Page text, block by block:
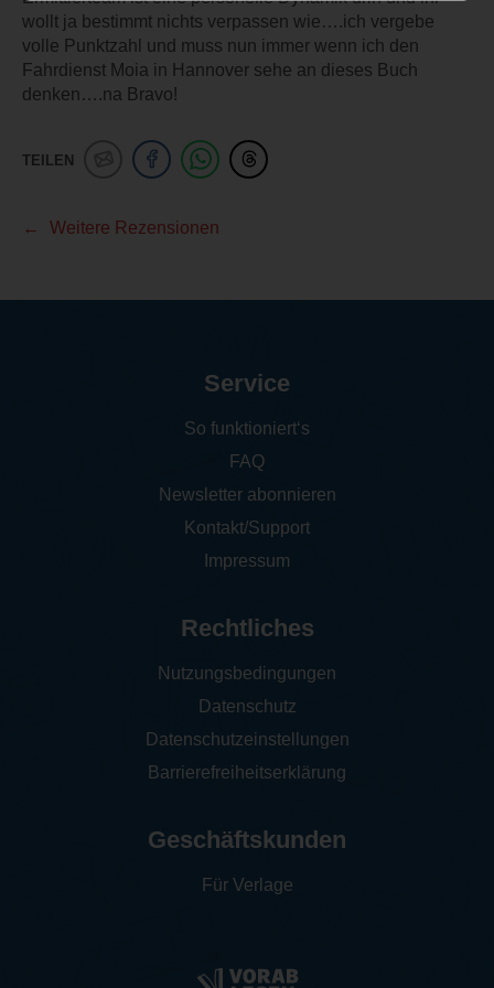
wollt ja bestimmt nichts verpassen wie….ich vergebe
volle Punktzahl und muss nun immer wenn ich den
Fahrdienst Moia in Hannover sehe an dieses Buch
denken….na Bravo!
TEILEN
Weitere Rezensionen
Service
So funktioniert‘s
FAQ
Newsletter abonnieren
Kontakt/Support
Impressum
Rechtliches
Nutzungsbedingungen
Datenschutz
Datenschutzeinstellungen
Barrierefreiheitserklärung
Geschäftskunden
Für Verlage